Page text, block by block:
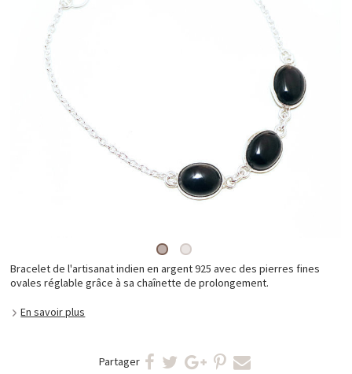
Bracelet de l'artisanat indien en argent 925 avec des pierres fines
ovales réglable grâce à sa chaînette de prolongement.
En savoir plus
Partager